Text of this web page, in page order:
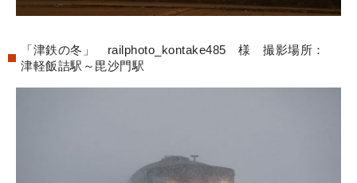
「津鉄の冬」 railphoto_kontake485 様 撮影場所：
津軽飯詰駅～毘沙門駅